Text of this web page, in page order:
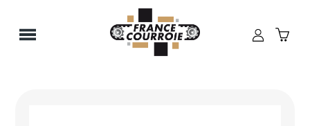
Panneau de gestion des cookies